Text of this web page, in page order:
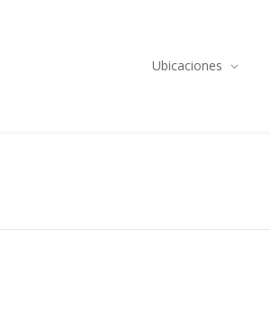
Ubicaciones